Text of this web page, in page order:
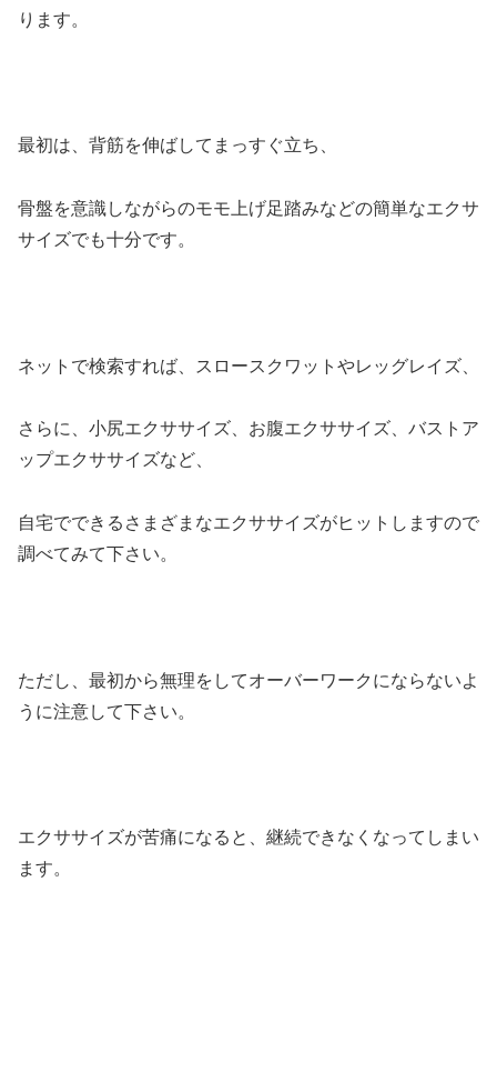
ります。
最初は、背筋を伸ばしてまっすぐ立ち、
骨盤を意識しながらのモモ上げ足踏みなどの簡単なエクサ
サイズでも十分です。
ネットで検索すれば、スロースクワットやレッグレイズ、
さらに、小尻エクササイズ、お腹エクササイズ、バストア
ップエクササイズなど、
自宅でできるさまざまなエクササイズがヒットしますので
調べてみて下さい。
ただし、最初から無理をしてオーバーワークにならないよ
うに注意して下さい。
エクササイズが苦痛になると、継続できなくなってしまい
ます。